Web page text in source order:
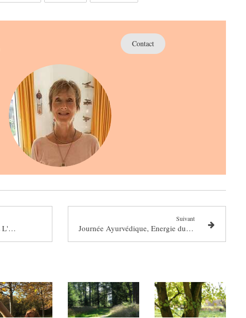
Contact
Stage : L'ENERGIE DE L'HIVER, ANCRAGE ET ECOUTE
Suivant
Journée Ayurvédique, Energie du Printemps